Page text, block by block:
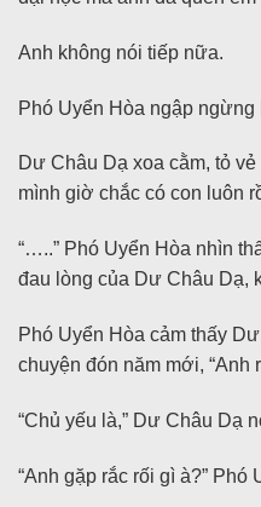
Anh không nói tiếp nữa.
Phó Uyển Hòa ngập ngừng
Dư Châu Dạ xoa cằm, tỏ
mình giờ chắc có con luôn
“…..” Phó Uyển Hòa nhìn
đau lòng của Dư Châu Dạ,
Phó Uyển Hòa cảm thấy
chuyện đón năm mới, “Anh
“Chủ yếu là,” Dư Châu Dạ
“Anh gặp rắc rối gì à?” Phó